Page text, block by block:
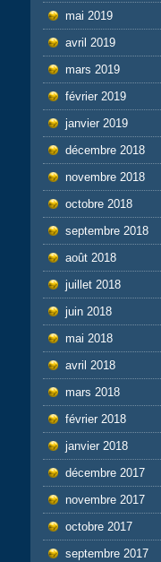
mai 2019
avril 2019
mars 2019
février 2019
janvier 2019
décembre 2018
novembre 2018
octobre 2018
septembre 2018
août 2018
juillet 2018
juin 2018
mai 2018
avril 2018
mars 2018
février 2018
janvier 2018
décembre 2017
novembre 2017
octobre 2017
septembre 2017